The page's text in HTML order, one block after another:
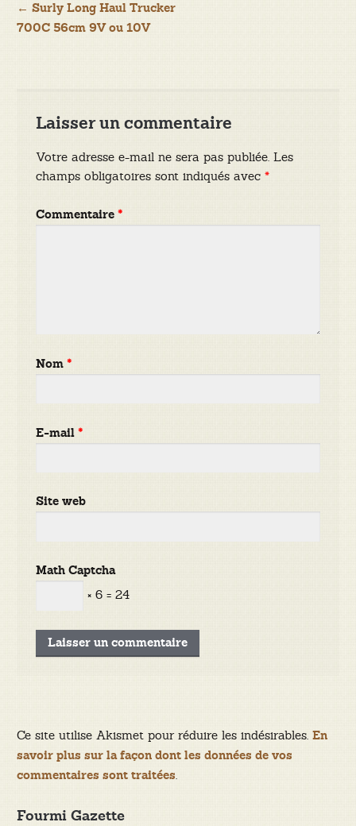
Navigation
← Surly Long Haul Trucker
700C 56cm 9V ou 10V
Laisser un commentaire
Votre adresse e-mail ne sera pas publiée. Les
champs obligatoires sont indiqués avec*
Commentaire*
Nom*
E-mail*
Site web
Math Captcha
× 6 = 24
Ce site utilise Akismet pour réduire les indésirables. En
savoir plus sur la façon dont les données de vos
commentaires sont traitées.
Fourmi Gazette